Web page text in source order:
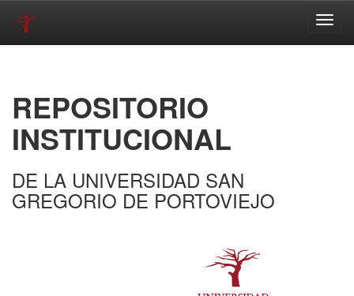
REPOSITORIO
INSTITUCIONAL
DE LA UNIVERSIDAD SAN
GREGORIO DE PORTOVIEJO